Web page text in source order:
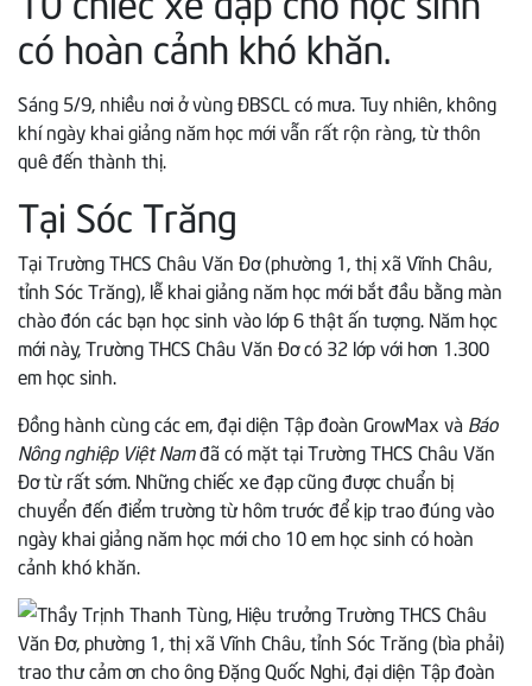
có hoàn cảnh khó khăn.
Sáng 5/9, nhiều nơi ở vùng ĐBSCL có mưa. Tuy nhiên, không
khí ngày khai giảng năm học mới vẫn rất rộn ràng, từ thôn
quê đến thành thị.
Tại Sóc Trăng
Tại Trường THCS Châu Văn Đơ (phường 1, thị xã Vĩnh Châu,
tỉnh Sóc Trăng), lễ khai giảng năm học mới bắt đầu bằng màn
chào đón các bạn học sinh vào lớp 6 thật ấn tượng. Năm học
mới này, Trường THCS Châu Văn Đơ có 32 lớp với hơn 1.300
em học sinh.
Đồng hành cùng các em, đại diện Tập đoàn GrowMax và Báo
Nông nghiệp Việt Namđã có mặt tại Trường THCS Châu Văn
Đơ từ rất sớm. Những chiếc xe đạp cũng được chuẩn bị
chuyển đến điểm trường từ hôm trước để kịp trao đúng vào
ngày khai giảng năm học mới cho 10 em học sinh có hoàn
cảnh khó khăn.